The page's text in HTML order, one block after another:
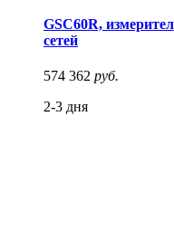
GSC60R,
сетей
574 362 руб.
2-3 дня